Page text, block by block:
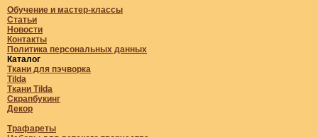
Обучение и мастер-классы
Статьи
Новости
Контакты
Политика персональных данных
Каталог
Ткани для пэчворка
Tilda
Ткани Tilda
Скрапбукинг
Декор
Трафареты